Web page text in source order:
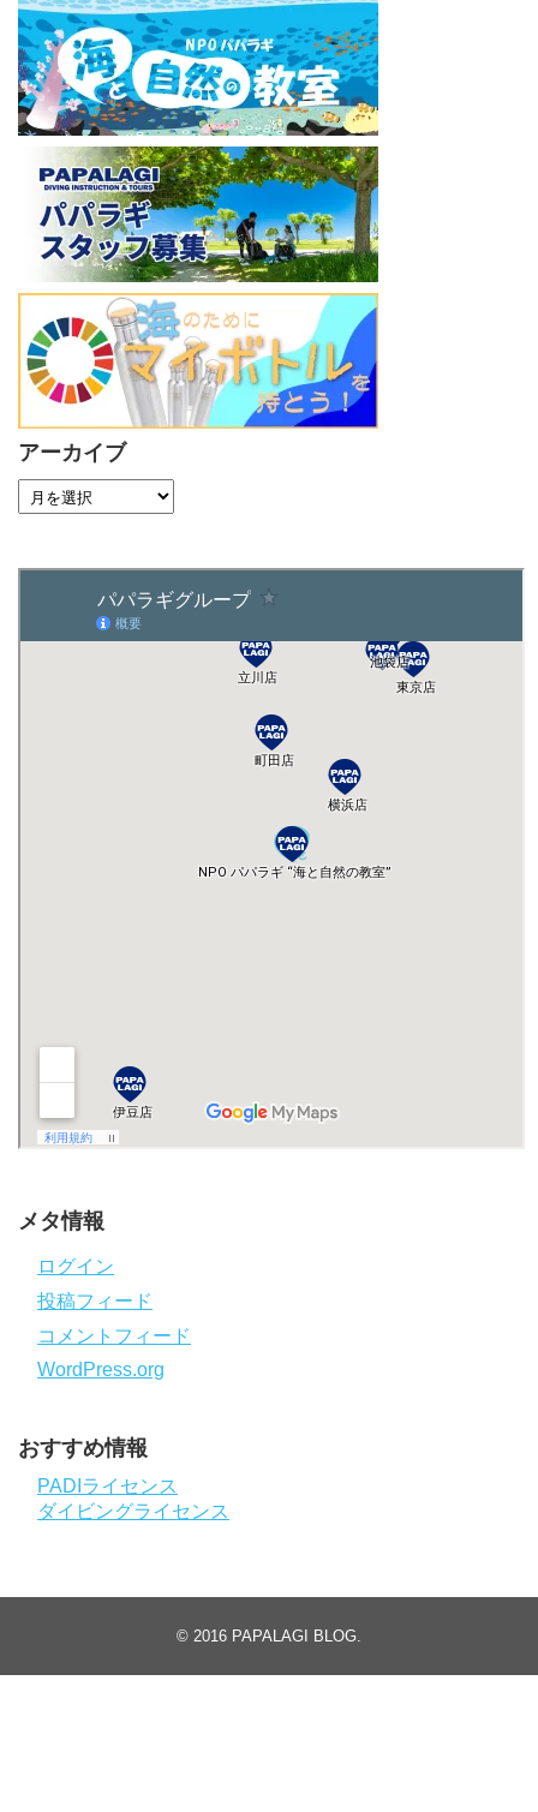
アーカイブ
メタ情報
ログイン
投稿フィード
コメントフィード
WordPress.org
おすすめ情報
PADIライセンス
ダイビングライセンス
© 2016 PAPALAGI BLOG